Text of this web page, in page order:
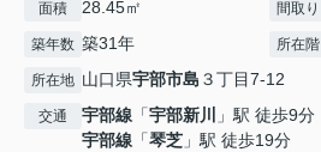
面積 28.45㎡ 間取り
築年数 築31年 所在階
所在地 山口県宇部市島 ３丁目7-12
交通 宇部線 「宇部新川
」駅 徒歩9分
宇部線 「琴芝 」駅 徒歩19分